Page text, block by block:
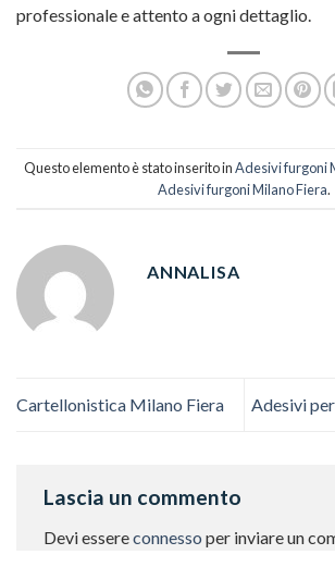
professionale e attento a ogni dettaglio.
Questo elemento è stato inserito inAdesivi furgoni
Adesivi furgoni Milano Fiera.
ANNALISA
Cartellonistica Milano Fiera Adesivi
Lascia un commento
Devi essereconnesso per inviare un